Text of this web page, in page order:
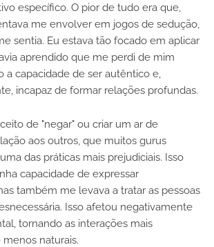
específico. O pior de tudo era que,
me envolver em jogos de sedução,
sentia. Eu estava tão focado em aplicar
aprendido que me perdi de mim
a capacidade de ser autêntico e,
incapaz de formar relações profundas.
de "negar" ou criar um ar de
aos outros, que muitos gurus
das práticas mais prejudiciais. Isso
capacidade de expressar
também me levava a tratar as pessoas
Isso afetou negativamente
tornando as interações mais
naturais.